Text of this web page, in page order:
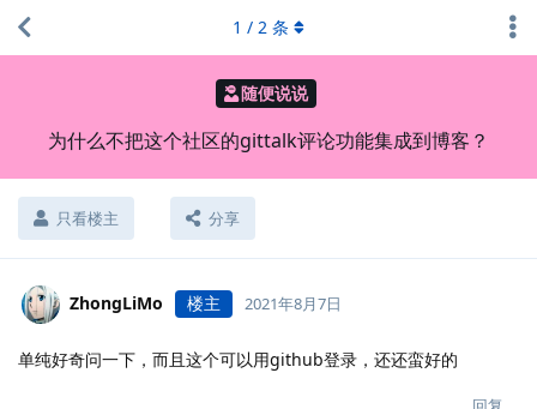
随便说说
为什么不把这个社区的gittalk评论功能集成到博客？
只看楼主 分享
1 / 2 条
ZhongLiMo 楼主 2021年8月7日
单纯好奇问一下，而且这个可以用github登录，还还蛮好的